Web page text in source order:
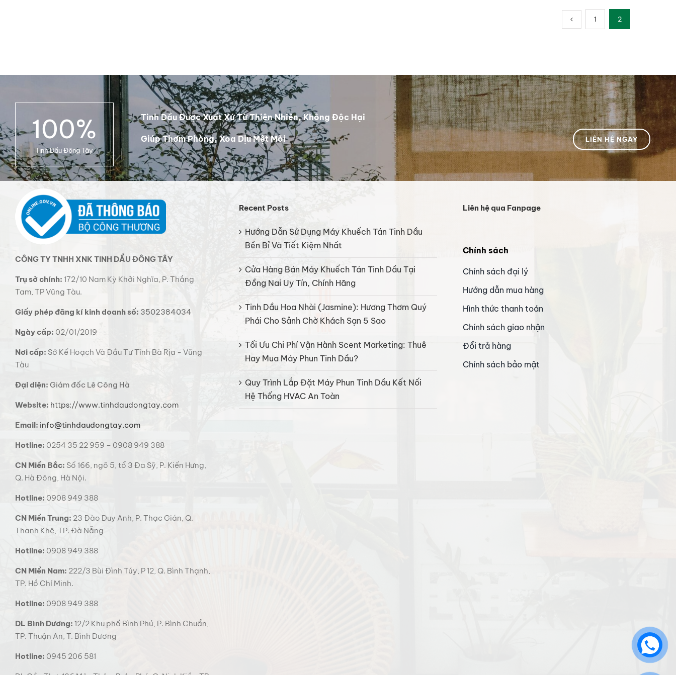
1 2
100%
Tinh Dầu Đông Tây
Tinh Dầu Được Xuất Xứ Từ Thiên Nhiên, Không Độc Hại
Giúp Thơm Phòng, Xoa Dịu Mệt Mỏi LIÊN HỆ NGAY
CÔNG TY TNHH XNK TINH DẦU ĐÔNG TÂY
Trụ sở chính: 172/10 Nam Kỳ Khởi Nghĩa, P. Thắng
Tam, TP Vũng Tàu.
Giấy phép đăng kí kinh doanh số: 3502384034
Ngày cấp: 02/01/2019
Nơi cấp: Sở Kế Hoạch Và Đầu Tư Tỉnh Bà Rịa - Vũng
Tàu
Đại diện: Giám đốc Lê Công Hà
Website: https://www.tinhdaudongtay.com
Email: info@tinhdaudongtay.com
Hotline: 0254 35 22 959 – 0908 949 388
CN Miền Bắc: Số 166, ngõ 5, tổ 3 Đa Sỹ, P. Kiến Hưng,
Q. Hà Đông, Hà Nội.
Hotline: 0908 949 388
CN Miền Trung: 23 Đào Duy Anh, P. Thạc Gián, Q.
Thanh Khê, TP. Đà Nẵng
Hotline: 0908 949 388
CN Miền Nam: 222/3 Bùi Đình Túy, P 12, Q. Bình Thạnh,
TP. Hồ Chí Minh.
Hotline: 0908 949 388
DL Bình Dương: 12/2 Khu phố Bình Phú, P. Bình Chuẩn,
TP. Thuận An, T. Bình Dương
Hotline: 0945 206 581
Recent Posts
Hướng Dẫn Sử Dụng Máy Khuếch Tán Tinh Dầu
Bền Bỉ Và Tiết Kiệm Nhất
Cửa Hàng Bán Máy Khuếch Tán Tinh Dầu Tại
Đồng Nai Uy Tín, Chính Hãng
Tinh Dầu Hoa Nhài (Jasmine): Hương Thơm Quý
Phái Cho Sảnh Chờ Khách Sạn 5 Sao
Tối Ưu Chi Phí Vận Hành Scent Marketing: Thuê
Hay Mua Máy Phun Tinh Dầu?
Quy Trình Lắp Đặt Máy Phun Tinh Dầu Kết Nối
Hệ Thống HVAC An Toàn
Liên hệ qua Fanpage
Chính sách
Chính sách đại lý
Hướng dẫn mua hàng
Hình thức thanh toán
Chính sách giao nhận
Đổi trả hàng
Chính sách bảo mật